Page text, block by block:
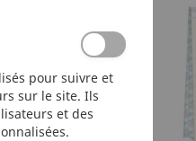
pour suivre et
sur le site. Ils
et des